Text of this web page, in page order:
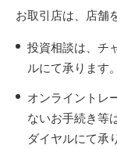
お取引店は、店舗
投資相談は、チ
ルにて承ります。
オンライントレ
ないお手続き等
ダイヤルにて承